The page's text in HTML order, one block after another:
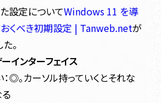
設定についてWindows 11 を導
おくべき初期設定 | Tanweb.netが
。
インターフェイス
◎。カーソル持っていくとそれな